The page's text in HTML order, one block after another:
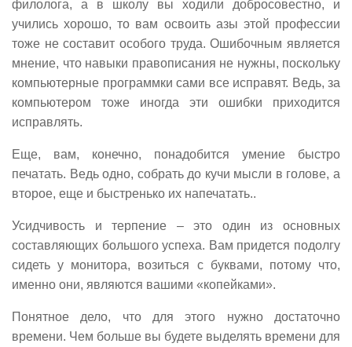
филолога, а в школу вы ходили добросовестно, и
учились хорошо, то вам освоить азы этой профессии
тоже не составит особого труда. Ошибочным является
мнение, что навыки правописания не нужны, поскольку
компьютерные программки сами все исправят. Ведь, за
компьютером тоже иногда эти ошибки приходится
исправлять.
Еще, вам, конечно, понадобится умение быстро
печатать. Ведь одно, собрать до кучи мысли в голове, а
второе, еще и быстренько их напечатать..
Усидчивость и терпение – это один из основных
составляющих большого успеха. Вам придется подолгу
сидеть у монитора, возиться с буквами, потому что,
именно они, являются вашими «копейками».
Понятное дело, что для этого нужно достаточно
времени. Чем больше вы будете выделять времени для